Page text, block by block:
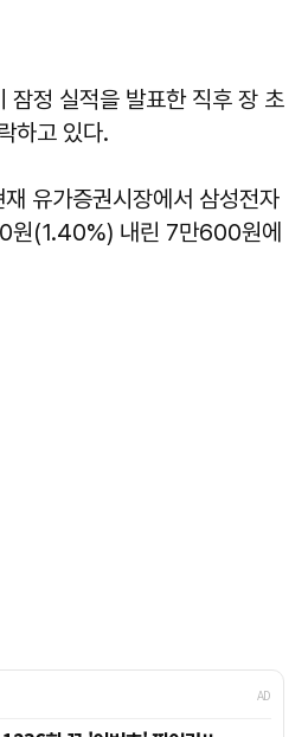
잠정 실적을 발표한 직후 장 초
하고 있다.
유가증권시장에서 삼성전자
원(1.40%) 내린 7만600원에